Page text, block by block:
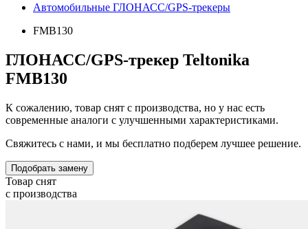
Автомобильные ГЛОНАСС/GPS-трекеры
FMB130
ГЛОНАСС/GPS-трекер Teltonika
FMB130
К сожалению, товар снят с производства, но у нас есть
современные аналоги с улучшенными характеристиками.
Свяжитесь с нами, и мы бесплатно подберем лучшее решение.
Подобрать замену
Товар снят
с производства